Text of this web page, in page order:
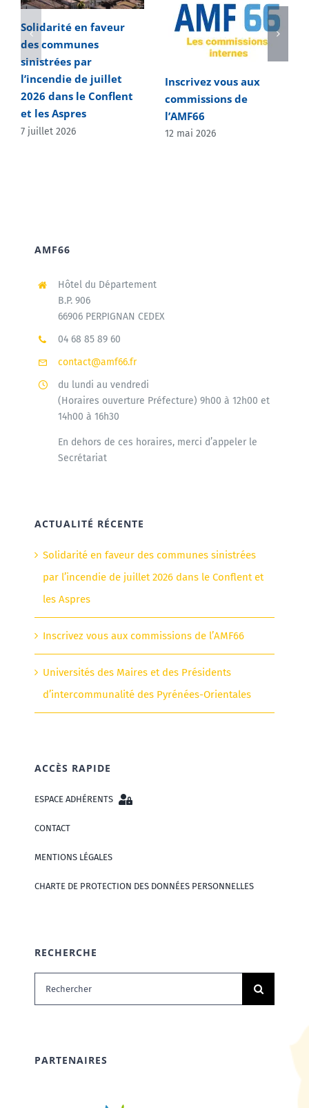
Solidarité en faveur
des communes
sinistrées par
l’incendie de juillet
2026 dans le Conflent
et les Aspres
7 juillet 2026
Inscrivez vous aux
commissions de
l’AMF66
12 mai 2026
AMF66
Hôtel du Département
B.P. 906
66906 PERPIGNAN CEDEX
04 68 85 89 60
contact@amf66.fr
du lundi au vendredi
(Horaires ouverture Préfecture) 9h00 à 12h00 et
14h00 à 16h30
En dehors de ces horaires, merci d’appeler le
Secrétariat
ACTUALITÉ RÉCENTE
Solidarité en faveur des communes sinistrées
par l’incendie de juillet 2026 dans le Conflent et
les Aspres
Inscrivez vous aux commissions de l’AMF66
Universités des Maires et des Présidents
d’intercommunalité des Pyrénées-Orientales
ACCÈS RAPIDE
ESPACE ADHÉRENTS
CONTACT
MENTIONS LÉGALES
CHARTE DE PROTECTION DES DONNÉES PERSONNELLES
RECHERCHE
Rechercher:
PARTENAIRES